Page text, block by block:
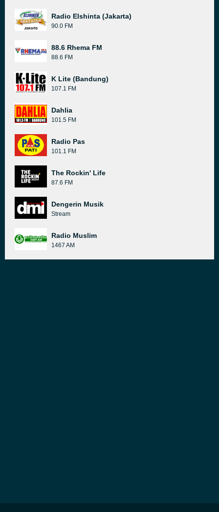
Radio Elshinta (Jakarta)
90.0 FM
88.6 Rhema FM
88.6 FM
K Lite (Bandung)
107.1 FM
Dahlia
101.5 FM
Radio Pas
101.1 FM
The Rockin' Life
87.6 FM
Dengerin Musik
Stream
Radio Muslim
1467 AM